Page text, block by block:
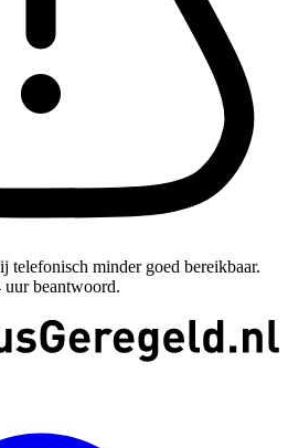
telefonisch minder goed bereikbaar.
beantwoord.